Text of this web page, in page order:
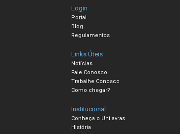
Login
Portal
Blog
Regulamentos
Links Úteis
Notícias
Fale Conosco
Trabalhe Conosco
Como chegar?
Institucional
Conheça o Unilavras
História